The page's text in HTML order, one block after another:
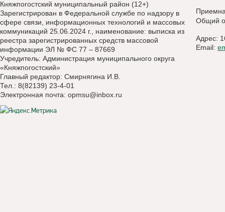
Княжпогостский муниципальный район (12+)
Зарегистрирован в Федеральной службе по надзору в
сфере связи, информационных технологий и массовых
коммуникаций 25.06.2024 г., наименование: выписка из
реестра зарегистрированных средств массовой
информации ЭЛ № ФС 77 – 87669
Учредитель: Администрация муниципального округа
«Княжпогостский»
Главный редактор: Смирнягина И.В.
Тел.: 8(82139) 23-4-01
Электронная почта: opmsu@inbox.ru
Общий
Адрес:
Email: